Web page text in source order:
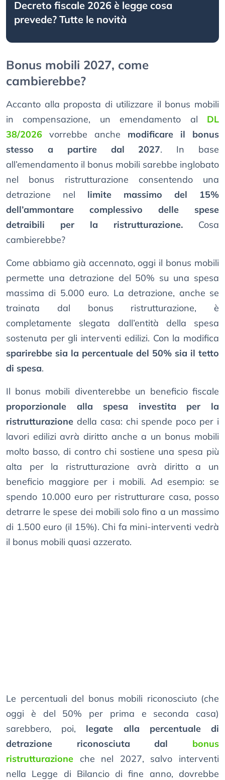
Decreto fiscale 2026 è legge cosa
prevede? Tutte le novità
Bonus mobili 2027, come
cambierebbe?
Accanto alla proposta di utilizzare il bonus mobili
in compensazione, un emendamento al DL
38/2026 vorrebbe anche modificare il bonus
stesso a partire dal 2027. In base
all’emendamento il bonus mobili sarebbe inglobato
nel bonus ristrutturazione consentendo una
detrazione nel limite massimo del 15%
dell’ammontare complessivo delle spese
detraibili per la ristrutturazione. Cosa
cambierebbe?
Come abbiamo già accennato, oggi il bonus mobili
permette una detrazione del 50% su una spesa
massima di 5.000 euro. La detrazione, anche se
trainata dal bonus ristrutturazione, è
completamente slegata dall’entità della spesa
sostenuta per gli interventi edilizi. Con la modifica
sparirebbe sia la percentuale del 50% sia il tetto
di spesa.
Il bonus mobili diventerebbe un beneficio fiscale
proporzionale alla spesa investita per la
ristrutturazione della casa: chi spende poco per i
lavori edilizi avrà diritto anche a un bonus mobili
molto basso, di contro chi sostiene una spesa più
alta per la ristrutturazione avrà diritto a un
beneficio maggiore per i mobili. Ad esempio: se
spendo 10.000 euro per ristrutturare casa, posso
detrarre le spese dei mobili solo fino a un massimo
di 1.500 euro (il 15%). Chi fa mini-interventi vedrà
il bonus mobili quasi azzerato.
Le percentuali del bonus mobili riconosciuto (che
oggi è del 50% per prima e seconda casa)
sarebbero, poi, legate alla percentuale di
detrazione riconosciuta dal bonus
ristrutturazione che nel 2027, salvo interventi
nella Legge di Bilancio di fine anno, dovrebbe